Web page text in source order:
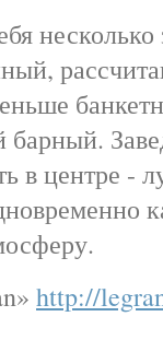
в центре -
http://